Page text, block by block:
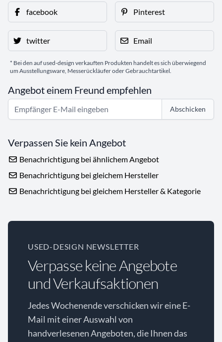
facebook Pinterest
twitter Email
* Bei den auf used-design verkauften Produkten handelt es sich überwiegend
um Ausstellungsware, Messerückläufer oder Gebrauchtartikel.
Angebot einem Freund empfehlen
Abschicken
Verpassen Sie kein Angebot
Benachrichtigung bei ähnlichem Angebot
Benachrichtigung bei gleichem Hersteller
Benachrichtigung bei gleichem Hersteller & Kategorie
USED-DESIGN NEWSLETTER
Verpasse keine Angebote
und Verkaufsaktionen
Jedes Wochenende verschicken wir eine E-
Mail mit einer Auswahl von
handverlesenen Angeboten, die Ihnen das